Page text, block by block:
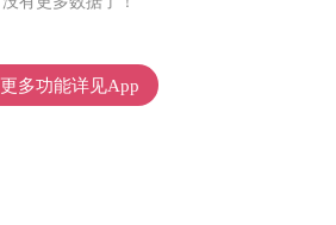
更多功能详见App